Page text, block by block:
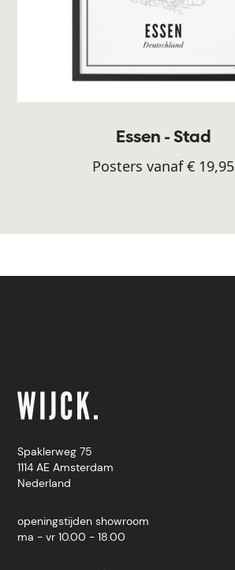
Essen - Stad
Posters vanaf € 19,95
Spaklerweg 75
1114 AE Amsterdam
Nederland
openingstijden showroom
ma - vr 10.00 - 18.00